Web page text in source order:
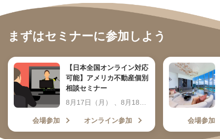
まずはセミナーに参加しよう
【日本全国オンライン対応
可能】アメリカ不動産個別
相談セミナー
8月17日（月） 、8月18日
、8月20日（木） 9:30～
19:30
会場参加 オンライン参加 会場参加